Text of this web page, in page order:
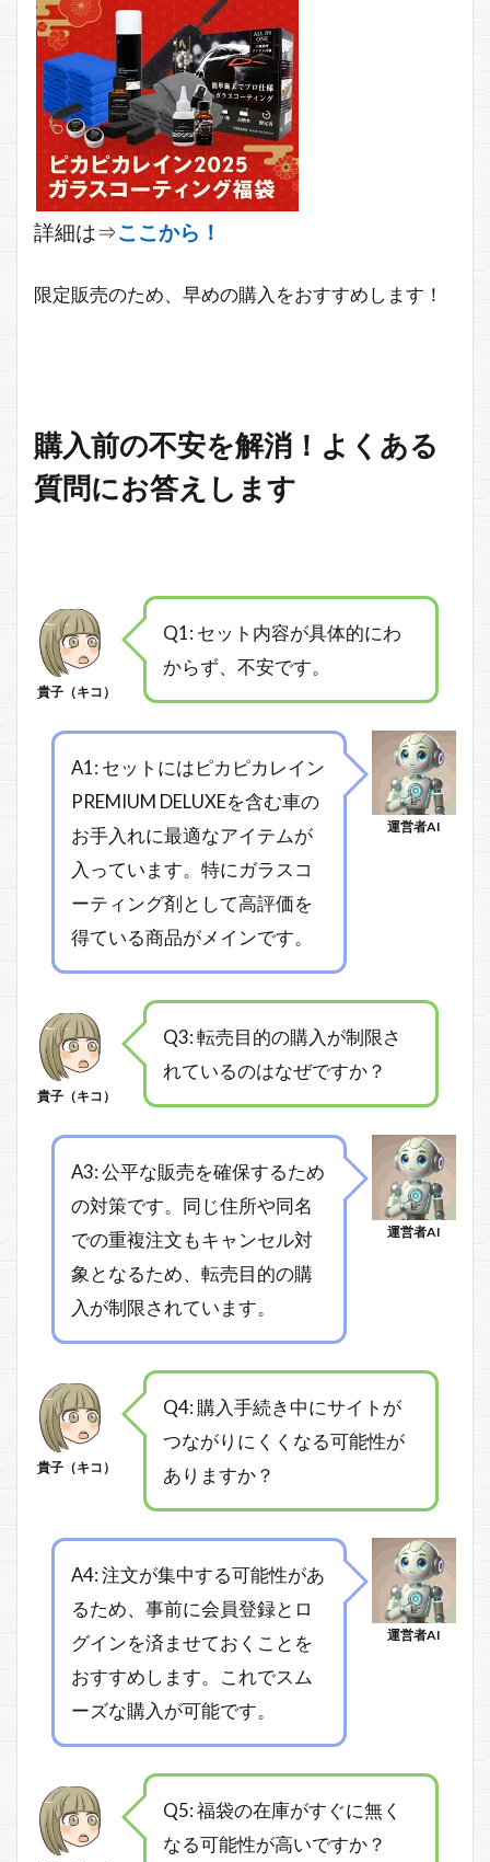
詳細は⇒ここから！
限定販売のため、早めの購入をおすすめします！
購入前の不安を解消！よくある
質問にお答えします
貴子（キコ）
Q1: セット内容が具体的にわ
からず、不安です。
運営者AI
A1: セットにはピカピカレイン
PREMIUM DELUXEを含む車の
お手入れに最適なアイテムが
入っています。特にガラスコ
ーティング剤として高評価を
得ている商品がメインです。
貴子（キコ）
Q3: 転売目的の購入が制限さ
れているのはなぜですか？
運営者AI
A3: 公平な販売を確保するため
の対策です。同じ住所や同名
での重複注文もキャンセル対
象となるため、転売目的の購
入が制限されています。
貴子（キコ）
Q4: 購入手続き中にサイトが
つながりにくくなる可能性が
ありますか？
運営者AI
A4: 注文が集中する可能性があ
るため、事前に会員登録とロ
グインを済ませておくことを
おすすめします。これでスム
ーズな購入が可能です。
Q5: 福袋の在庫がすぐに無く
なる可能性が高いですか？